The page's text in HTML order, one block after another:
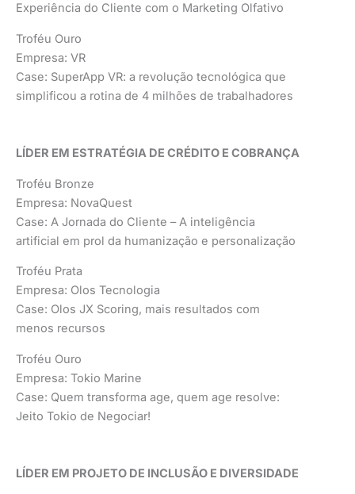
Experiência do Cliente com o Marketing Olfativo
Troféu Ouro
Empresa: VR
Case: SuperApp VR: a revolução tecnológica que
simplificou a rotina de 4 milhões de trabalhadores
LÍDER EM ESTRATÉGIA DE CRÉDITO E COBRANÇA
Troféu Bronze
Empresa: NovaQuest
Case: A Jornada do Cliente – A inteligência
artificial em prol da humanização e personalização
Troféu Prata
Empresa: Olos Tecnologia
Case: Olos JX Scoring, mais resultados com
menos recursos
Troféu Ouro
Empresa: Tokio Marine
Case: Quem transforma age, quem age resolve:
Jeito Tokio de Negociar!
LÍDER EM PROJETO DE INCLUSÃO E DIVERSIDADE